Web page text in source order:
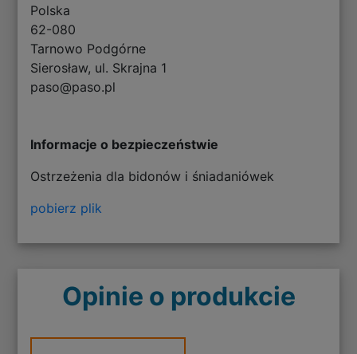
Polska
62-080
Tarnowo Podgórne
Sierosław, ul. Skrajna 1
paso@paso.pl
Informacje o bezpieczeństwie
Ostrzeżenia dla bidonów i śniadaniówek
pobierz plik
Opinie o produkcie